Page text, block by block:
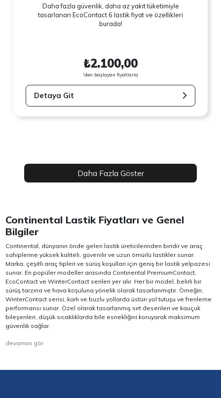
Daha fazla güvenlik, daha az yakıt tüketimiyle
tasarlanan EcoContact 6 lastik fiyat ve özellikleri
burada!
₺2.100,00
'den başlayan fiyatlarla
Detaya Git
Daha Fazla Göster
Continental Lastik Fiyatları ve Genel
Bilgiler
Continental, dünyanın önde gelen lastik üreticilerinden biridir ve araç
sahiplerine yüksek kaliteli, güvenilir ve uzun ömürlü lastikler sunar.
Marka, çeşitli araç tipleri ve sürüş koşulları için geniş bir lastik yelpazesi
sunar. En popüler modeller arasında Continental PremiumContact,
EcoContact ve WinterContact serileri yer alır. Her bir model, belirli bir
sürüş tarzına ve hava koşuluna yönelik olarak tasarlanmıştır. Örneğin;
WinterContact serisi, karlı ve buzlu yollarda üstün yol tutuşu ve frenleme
performansı sunar. Özel olarak tasarlanmış sırt desenleri ve kauçuk
bileşenleri, düşük sıcaklıklarda bile esnekliğini koruyarak maksimum
güvenlik sağlar.
devamını gör